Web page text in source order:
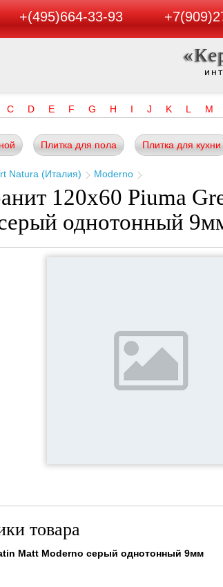
+(495)664-33-93
C D E F G H I J K L M
Плитка для пола Плитка для кухни
Natura (Италия) Moderno
120x60 Piuma
однотонный
товара
Matt Moderno серый однотонный 9мм